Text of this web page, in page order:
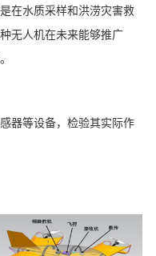
在水质采样和洪涝灾害救
无人机在未来能够推广
器等设备，检验其实际作